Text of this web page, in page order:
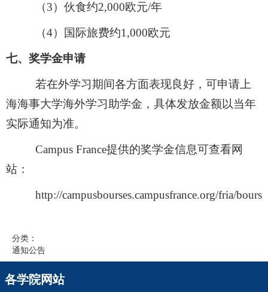
（3）伙食约2,000欧元/年
（4）国际旅费约1,000欧元
七、奖学金申请
若在外学习期间各方面表现良好，可申请上
海海事大学海外学习助学金，具体发放金额以当年
实际通知为准。
Campus France提供的奖学金信息可查看网
站：
http://campusbourses.campusfrance.org/fria/
分类：
通知公告
各学院网站